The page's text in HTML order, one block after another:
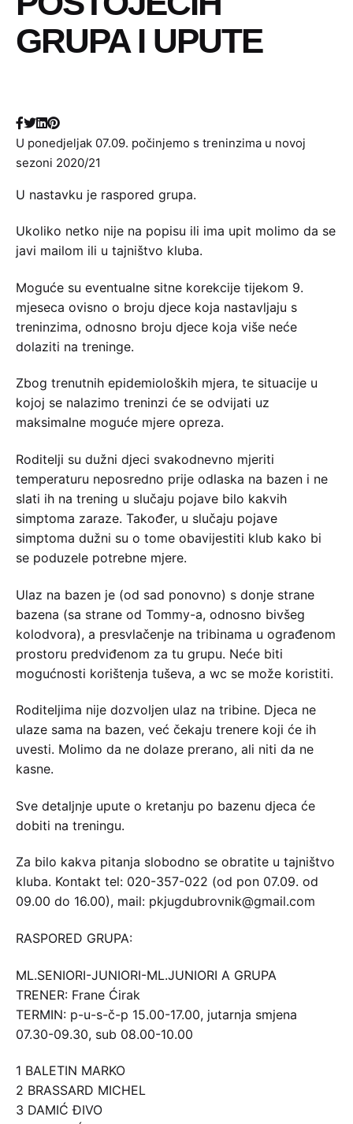
GRUPA I UPUTE
U ponedjeljak 07.09. počinjemo s treninzima u novoj
sezoni 2020/21
U nastavku je raspored grupa.
Ukoliko netko nije na popisu ili ima upit molimo da se
javi mailom ili u tajništvo kluba.
Moguće su eventualne sitne korekcije tijekom 9.
mjeseca ovisno o broju djece koja nastavljaju s
treninzima, odnosno broju djece koja više neće
dolaziti na treninge.
Zbog trenutnih epidemioloških mjera, te situacije u
kojoj se nalazimo treninzi će se odvijati uz
maksimalne moguće mjere opreza.
Roditelji su dužni djeci svakodnevno mjeriti
temperaturu neposredno prije odlaska na bazen i ne
slati ih na trening u slučaju pojave bilo kakvih
simptoma zaraze. Također, u slučaju pojave
simptoma dužni su o tome obavijestiti klub kako bi
se poduzele potrebne mjere.
Ulaz na bazen je (od sad ponovno) s donje strane
bazena (sa strane od Tommy-a, odnosno bivšeg
kolodvora), a presvlačenje na tribinama u ograđenom
prostoru predviđenom za tu grupu. Neće biti
mogućnosti korištenja tuševa, a wc se može koristiti.
Roditeljima nije dozvoljen ulaz na tribine. Djeca ne
ulaze sama na bazen, već čekaju trenere koji će ih
uvesti. Molimo da ne dolaze prerano, ali niti da ne
kasne.
Sve detaljnje upute o kretanju po bazenu djeca će
dobiti na treningu.
Za bilo kakva pitanja slobodno se obratite u tajništvo
kluba. Kontakt tel: 020-357-022 (od pon 07.09. od
09.00 do 16.00), mail: pkjugdubrovnik@gmail.com
RASPORED GRUPA:
ML.SENIORI-JUNIORI-ML.JUNIORI A GRUPA
TRENER: Frane Ćirak
TERMIN: p-u-s-č-p 15.00-17.00, jutarnja smjena
07.30-09.30, sub 08.00-10.00
1 BALETIN MARKO
2 BRASSARD MICHEL
3 DAMIĆ ĐIVO